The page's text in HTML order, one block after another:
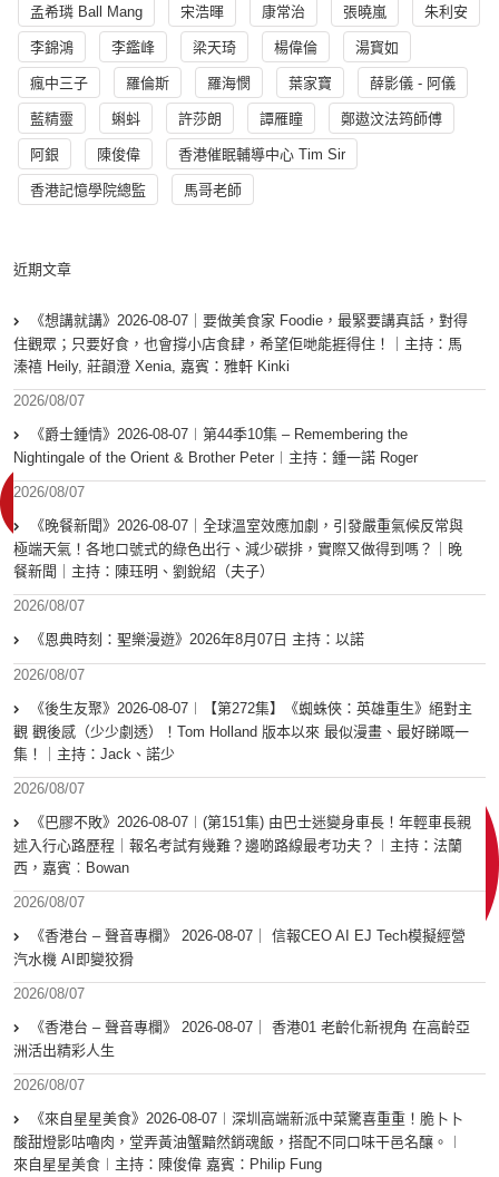
孟希璘 Ball Mang 宋浩暉 康常治 張曉嵐 朱利安
李錦鴻 李鑑峰 梁天琦 楊偉倫 湯寳如
瘋中三子 羅倫斯 羅海憫 葉家寶 薛影儀 - 阿儀
藍精靈 蝌蚪 許莎朗 譚雁瞳 鄭遨汶法筠師傅
阿銀 陳俊偉 香港催眠輔導中心 Tim Sir
香港記憶學院總監 馬哥老師
近期文章
《想講就講》2026-08-07｜要做美食家 Foodie，最緊要講真話，對得
住觀眾；只要好食，也會撐小店食肆，希望佢哋能捱得住！｜主持：馬
溱禧 Heily, 莊韻澄 Xenia, 嘉賓：雅軒 Kinki
2026/08/07
《爵士鍾情》2026-08-07︱第44季10集 – Remembering the
Nightingale of the Orient & Brother Peter︱主持：鍾一諾 Roger
2026/08/07
《晚餐新聞》2026-08-07｜全球溫室效應加劇，引發嚴重氣候反常與
極端天氣！各地口號式的綠色出行、減少碳排，實際又做得到嗎？｜晚
餐新聞｜主持：陳珏明、劉銳紹（夫子）
2026/08/07
《恩典時刻：聖樂漫遊》2026年8月07日 主持：以諾
2026/08/07
《後生友聚》2026-08-07︱【第272集】《蜘蛛俠：英雄重生》絕對主
觀 觀後感（少少劇透）！Tom Holland 版本以來 最似漫畫、最好睇嘅一
集！｜主持：Jack、諾少
2026/08/07
《巴膠不敗》2026-08-07︱(第151集) 由巴士迷變身車長！年輕車長親
述入行心路歷程｜報名考試有幾難？邊啲路線最考功夫？︱主持：法蘭
西，嘉賓︰Bowan
2026/08/07
《香港台 – 聲音專欄》 2026-08-07｜ 信報CEO AI EJ Tech模擬經營
汽水機 AI即變狡猾
2026/08/07
《香港台 – 聲音專欄》 2026-08-07｜ 香港01 老齡化新視角 在高齡亞
洲活出精彩人生
2026/08/07
《來自星星美食》2026-08-07︱深圳高端新派中菜驚喜重重！脆卜卜
酸甜燈影咕嚕肉，堂弄黃油蟹黯然銷魂飯，搭配不同口味干邑名釀。︱
來自星星美食︱主持：陳俊偉 嘉賓：Philip Fung